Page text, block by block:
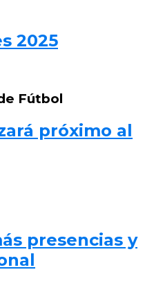
2025
Fútbol
próximo al
presencias y